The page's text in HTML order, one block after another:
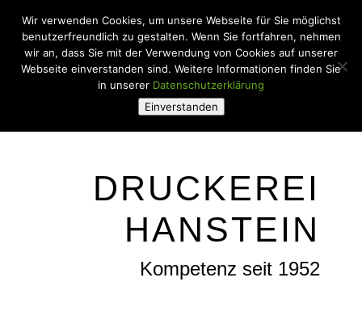
DRUCKEREI
HANSTEIN
Kompetenz seit 1952
Wir verwenden Cookies, um unsere Webseite für Sie möglichst
benutzerfreundlich zu gestalten. Wenn Sie fortfahren, nehmen
wir an, dass Sie mit der Verwendung von Cookies auf unserer
Webseite einverstanden sind. Weitere Informationen finden Sie
in unserer Datenschutzerklärung
Einverstanden